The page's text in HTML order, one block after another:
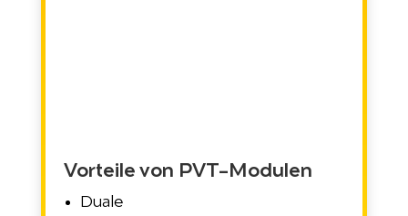
Vorteile von PVT-Modulen
Duale